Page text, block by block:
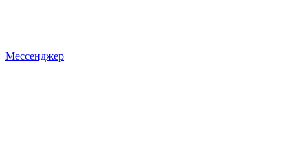
Мессенджер